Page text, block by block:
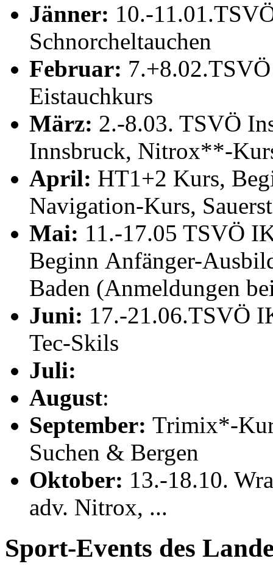
Jänner: 10.-
Schnorcheltauchen
Februar:
Eistauchkurs
März: 2.-8.03. TSVÖ
Innsbruck, Nitrox**-
April: HT1+2 Kurs,
Navigation-Kurs,
Mai: 11.-17.05 TSVÖ
Beginn Anfänger-
Baden (Anmeldungen
Juni: 17.-21.06.TSVÖ
Tec-Skils
Juli:
August:
September: Trimix*-
Suchen & Bergen
Oktober: 13.-18.10.
adv. Nitrox, ...
Sport-Events des